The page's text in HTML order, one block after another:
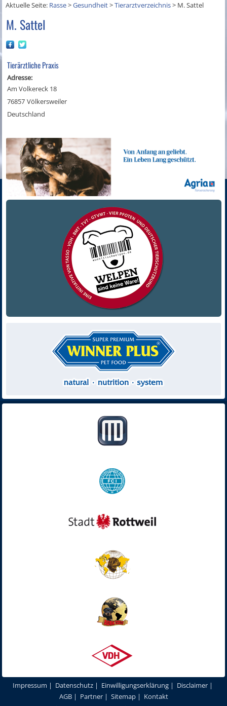
Aktuelle Seite: Rasse>Gesundheit>Tierarztverzeichnis> M. Sattel
M. Sattel
Tierärztliche Praxis
Adresse:
Am Volkereck 18
76857 Völkersweiler
Deutschland
Impressum | Datenschutz | Einwilligungserklärung | Disclaimer |
AGB| Partner| Sitemap| Kontakt